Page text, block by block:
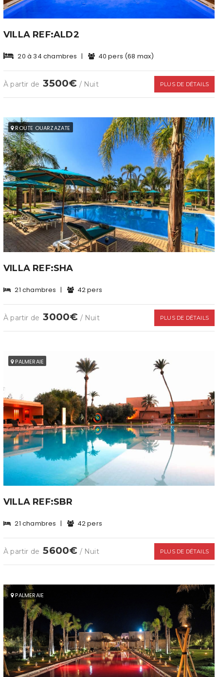
VILLA REF:ALD2
20 à 34 chambres | 40 pers (68 max)
À partir de 3500€ / Nuit PLUS DE DÉTAILS
ROUTE OUARZAZATE
VILLA REF:SHA
21 chambres | 42 pers
À partir de 3000€ / Nuit PLUS DE DÉTAILS
PALMERAIE
VILLA REF:SBR
21 chambres | 42 pers
À partir de 5600€ / Nuit PLUS DE DÉTAILS
PALMERAIE